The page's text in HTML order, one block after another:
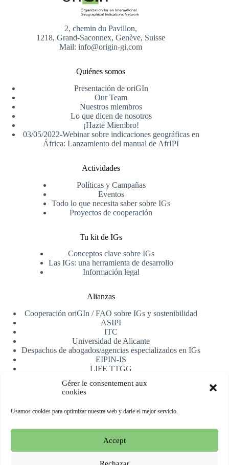
Gérer le consentement aux
cookies
Usamos cookies para optimizar nuestra web y darle el mejor servicio.
Accept
Rechazar
2, chemin du Pavillon,
1218, Grand-Saconnex, Genève, Suisse
Mail: info@origin-gi.com
Quiénes somos
Presentación de oriGIn
Our Team
Nuestros miembros
Lo que dicen de nosotros
¡Hazte Miembro!
03/05/2022-Webinar sobre indicaciones geográficas en
África: Lanzamiento del manual de AfrIPI
Actividades
Políticas y Campañas
Eventos
Todo lo que necesita saber sobre IGs
Proyectos de cooperación
Tu kit de IGs
Conceptos clave sobre IGs
Las IGs: una herramienta de desarrollo
Información legal
Alianzas
Cooperación oriGIn / FAO sobre IGs y sostenibilidad
ASIPI
ITC
Universidad de Alicante
Despachos de abogados/agencias especializados en IGs
EIPIN-IS
LIFE TTGG
Registrarse
Copyright © 2026 oriGIn | Organization for an International
Geographical Indications Network -Web alojada y manejada